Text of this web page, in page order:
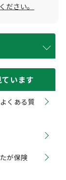
ださい。
います
くある質
が保険